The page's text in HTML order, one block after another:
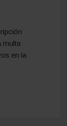
multa
en la